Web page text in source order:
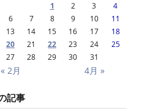
« 2月 4月 »
1 2 3
4
6 7 8 9 10
11
13 14 15 16 17
18
20 21 22 23 24
25
27 28 29 30 31
記事